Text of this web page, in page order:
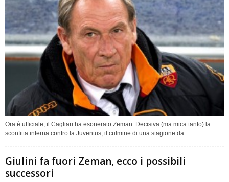
Ora è ufficiale, il Cagliari ha esonerato Zeman. Decisiva (ma mica tanto) la
sconfitta interna contro la Juventus, il culmine di una stagione da...
Giulini fa fuori Zeman, ecco i possibili
successori